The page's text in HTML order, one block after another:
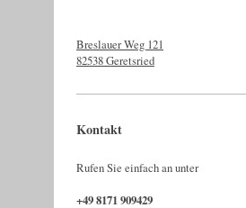
Breslauer Weg 121
82538 Geretsried
Kontakt
Rufen Sie einfach an unter
+49 8171 909429